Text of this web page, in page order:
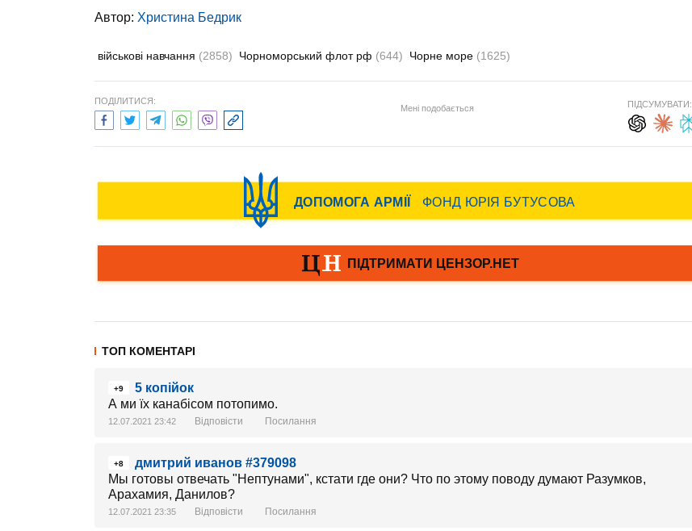
Автор: Христина Бедрик
військові навчання (2858) Чорноморський флот рф (644) Чорне море (1625)
ПОДІЛИТИСЯ:
Мені подобається ПІДСУМУВАТИ:
ТОП КОМЕНТАРІ
+9
5 копійок
А ми їх канабісом потопимо.
12.07.2021 23:42 Відповісти Посилання
+8
дмитрий иванов #379098
Мы готовы отвечать "Нептунами", кстати где они? Что по этому поводу думают Разумков,
Арахамия, Данилов?
12.07.2021 23:35 Відповісти Посилання